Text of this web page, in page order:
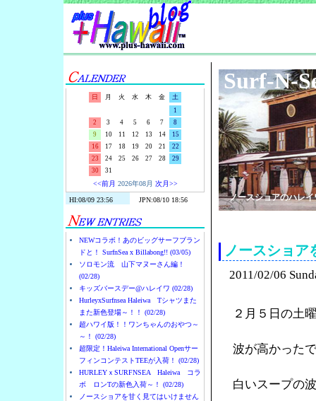
日 月 火 水 木 金
土
1
2
3 4 5 6 7
8
9
10 11 12 13 14
15
16
17 18 19 20 21
22
23
24 25 26 27 28
29
30
31
<<前月 2026年08月 次月>>
NEWコラボ！あのビッグサーフブラン
ドと！ SurfnSea x Billabong!! (03/05)
ソロモン流 山下マヌーさん編！
(02/28)
キッズバースデー@ハレイワ (02/28)
HurleyxSurfnsea Haleiwa Tシャツまた
また新色登場～！！ (02/28)
超ハワイ版！！ワンちゃんのおやつ～
～！ (02/28)
超限定！Haleiwa International Openサー
フィンコンテストTEEが入荷！ (02/28)
HURLEYｘSURFNSEA Haleiwa コラ
ボ ロンTの新色入荷～！ (02/28)
ノースショアを甘く見てはいけません
Surf-N-
ノースショアのハレ
ノースショア
2011/02/06
２月５日の土
波が高かった
白いスープの